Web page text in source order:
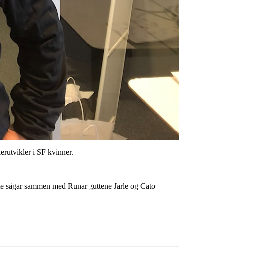
i SF kvinner.
sammen med Runar guttene Jarle og Cato